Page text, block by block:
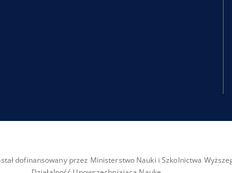
dofinansowany przez Ministerstwo Nauki i Szkolnictwa